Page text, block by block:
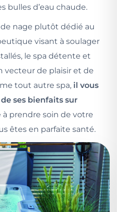
bulles d’eau chaude.
nage plutôt dédié au
visant à soulager
le spa détente et
vecteur de plaisir et de
tout autre spa, il vous
ses bienfaits sur
à prendre soin de votre
êtes en parfaite santé.